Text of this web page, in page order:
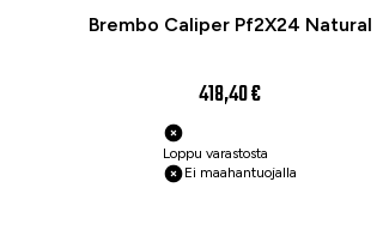
Brembo Caliper Pf2X24 Natural
418,40 €
Loppu varastosta
Ei maahantuojalla